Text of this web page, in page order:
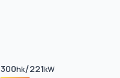
300hk/221kW